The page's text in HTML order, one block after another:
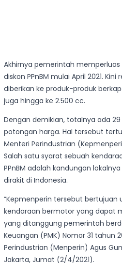
Akhirnya pemerintah memperluas
diskon PPnBM mulai April 2021.
diberikan ke produk-produk
juga hingga ke 2.500 cc.
Dengan demikian, totalnya ada 29
potongan harga. Hal tersebut
Menteri Perindustrian
Salah satu syarat sebuah
PPnBM adalah kandungan
dirakit di Indonesia.
”Kepmenperin tersebut bertujuan
kendaraan bermotor yang dapat
yang ditanggung pemerintah
Keuangan (PMK) Nomor 31 tahun
Perindustrian (Menperin) Agus
Jakarta, Jumat (2/4/2021).